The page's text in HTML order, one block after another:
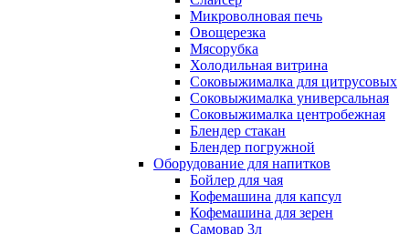
Микроволновая печь
Овощерезка
Мясорубка
Холодильная витрина
Соковыжималка для цитрусовых
Соковыжималка универсальная
Соковыжималка центробежная
Блендер стакан
Блендер погружной
Оборудование для напитков
Бойлер для чая
Кофемашина для капсул
Кофемашина для зерен
Самовар 3л